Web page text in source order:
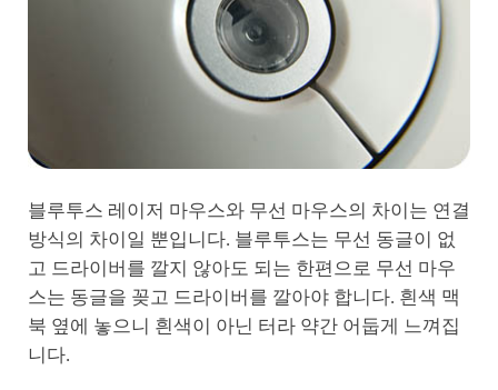
블루투스 레이저 마우스와 무선 마우스의 차이는 연결
방식의 차이일 뿐입니다. 블루투스는 무선 동글이 없
고 드라이버를 깔지 않아도 되는 한편으로 무선 마우
스는 동글을 꽂고 드라이버를 깔아야 합니다. 흰색 맥
북 옆에 놓으니 흰색이 아닌 터라 약간 어둡게 느껴집
니다.